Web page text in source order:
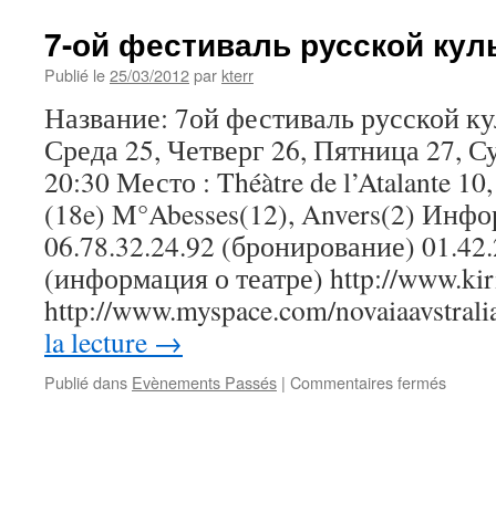
7-ой фестиваль русской
Publié le25/03/2012par kterr
Название: 7ой фестиваль русской
Среда 25, Четверг 26, Пятница 27,
20:30 Место : Théàtre de l’Atalante
(18e) M°Abesses(12), Anvers(2)
06.78.32.24.92 (бронирование)
(информация о театре) http://
http://www.myspace.com/
la lecture →
Publié dans Evènements Passés | Commentaires ferméssur